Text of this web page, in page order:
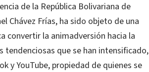
de la República Bolivariana de
Chávez Frías, ha sido objeto de una
convertir la animadversión hacia la
tendenciosas que se han intensificado,
y YouTube, propiedad de quienes se